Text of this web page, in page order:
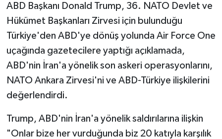
ABD Başkanı Donald Trump, 36.⁠ ⁠NATO Devlet ve
Hükümet Başkanları Zirvesi için bulunduğu
Türkiye'den ABD'ye dönüş yolunda Air Force One
uçağında gazetecilere yaptığı açıklamada,
ABD'nin İran'a yönelik son askeri operasyonlarını,
NATO Ankara Zirvesi'ni ve ABD-Türkiye ilişkilerini
değerlendirdi.
Trump, ABD'nin İran'a yönelik saldırılarına ilişkin
"Onlar bize her vurduğunda biz 20 katıyla karşılık